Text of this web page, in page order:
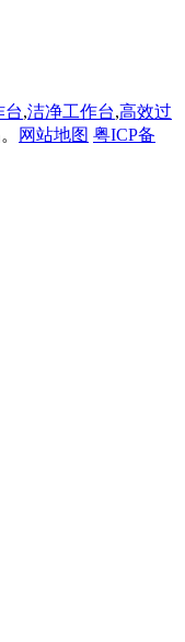
台,洁净工作台,高效过
网站地图 粤ICP备